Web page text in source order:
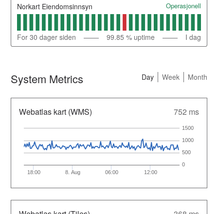
Norkart Eiendomsinnsyn Operasjonell
For 30 dager siden 99.85 % uptime I dag
System Metrics Month
Week
Day
Webatlas kart (WMS) 752 ms
18:00 8. Aug 06:00 12:00
0
500
1000
1500